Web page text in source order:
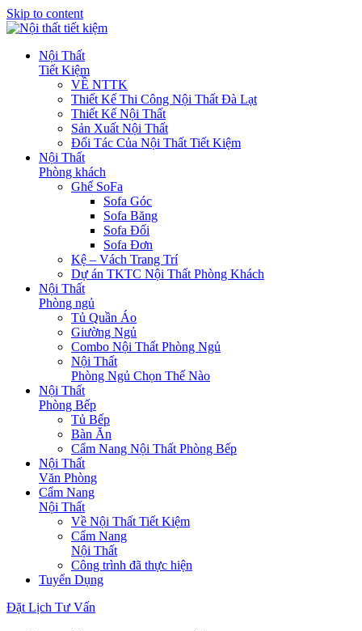
Skip to content
Nội Thất
Tiết Kiệm
VỀ NTTK
Thiết Kế Thi Công Nội Thất Đà Lạt
Thiết Kế Nội Thất
Sản Xuất Nội Thất
Đối Tác Của Nội Thất Tiết Kiệm
Nội Thất
Phòng khách
Ghế SoFa
Sofa Góc
Sofa Băng
Sofa Đối
Sofa Đơn
Kệ – Vách Trang Trí
Dự án TKTC Nội Thất Phòng Khách
Nội Thất
Phòng ngủ
Tủ Quần Áo
Giường Ngủ
Combo Nội Thất Phòng Ngủ
Nội Thất
Phòng Ngủ Chọn Thế Nào
Nội Thất
Phòng Bếp
Tủ Bếp
Bàn Ăn
Cẩm Nang Nội Thất Phòng Bếp
Nội Thất
Văn Phòng
Cẩm Nang
Nội Thất
Về Nội Thất Tiết Kiệm
Cẩm Nang
Nội Thất
Công trình đã thực hiện
Tuyển Dụng
Đặt Lịch Tư Vấn